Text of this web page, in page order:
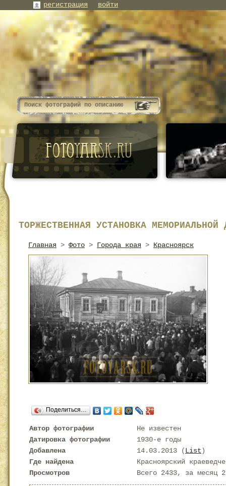
ТОРЖЕСТВЕННАЯ УСТАНОВКА
Главная > Фото > Города края > Красноярск
Поделиться…
Автор фотографии
Не известен
Датировка фотографии
1930-е годы
Добавлена
14.03.2013 (List)
Где найдена
Красноярский
Просмотров
Всего 2433, за месяц
регистрация войти